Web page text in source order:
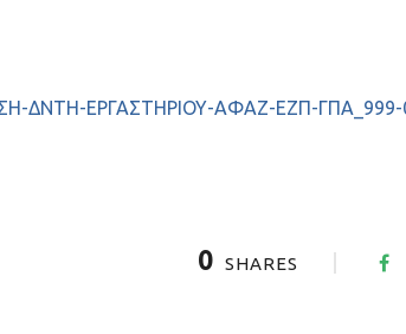
ΕΡΓΑΣΤΗΡΙΟΥ-ΑΦΑΖ-ΕΖΠ-ΓΠΑ_999-
0 SHARES